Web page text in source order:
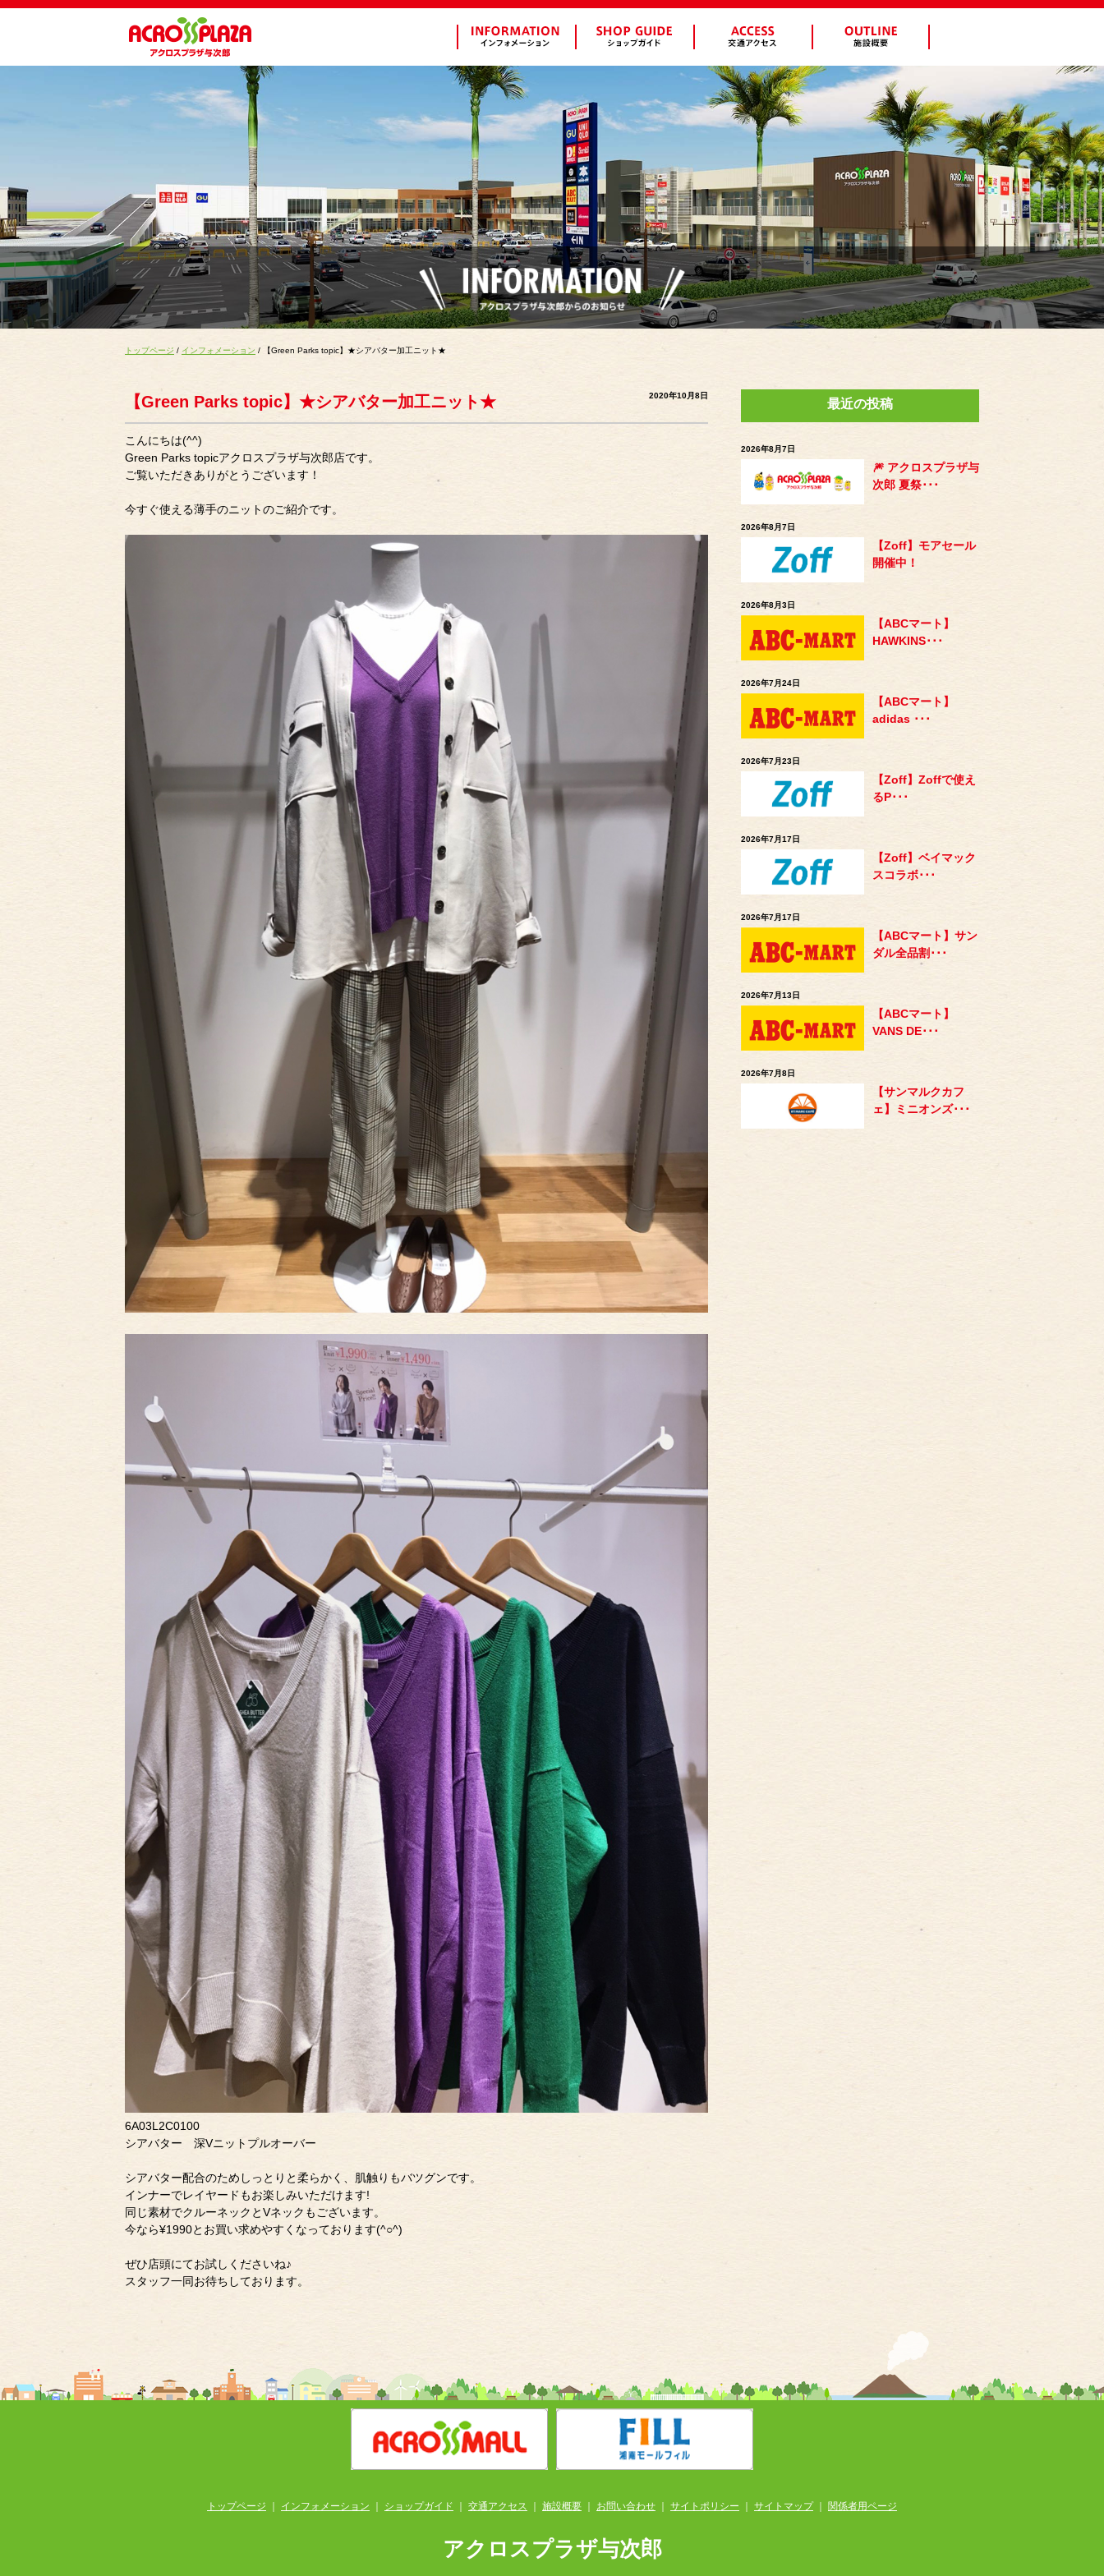
トップページ / インフォメーション / 【Green Parks topic】★シアバター加工ニット★
2020年10月8日
【Green Parks topic】★シアバター加工ニット★
こんにちは(^^)
Green Parks topicアクロスプラザ与次郎店です。
ご覧いただきありがとうございます！
今すぐ使える薄手のニットのご紹介です。
6A03L2C0100
シアバター 深Vニットプルオーバー
シアバター配合のためしっとりと柔らかく、肌触りもバツグンです。
インナーでレイヤードもお楽しみいただけます!
同じ素材でクルーネックとVネックもございます。
今なら¥1990とお買い求めやすくなっております(^○^)
ぜひ店頭にてお試しくださいね♪
スタッフ一同お待ちしております。
最近の投稿
2026年8月7日
🎆 アクロスプラザ与
次郎 夏祭･･･
2026年8月7日
【Zoff】モアセール
開催中！
2026年8月3日
【ABCマート】
HAWKINS･･･
2026年7月24日
【ABCマート】
adidas ･･･
2026年7月23日
【Zoff】Zoffで使え
るP･･･
2026年7月17日
【Zoff】ベイマック
スコラボ･･･
2026年7月17日
【ABCマート】サン
ダル全品割･･･
2026年7月13日
【ABCマート】
VANS DE･･･
2026年7月8日
【サンマルクカフ
ェ】ミニオンズ･･･
トップページ ｜ インフォメーション ｜ ショップガイド ｜ 交通アクセス ｜ 施設概要 ｜ お問い合わせ ｜ サイトポリシー ｜ サイトマップ｜ 関係者用ページ
アクロスプラザ与次郎